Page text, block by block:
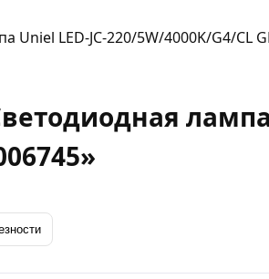
Uniel LED-JC-220/5W/4000K/G4/CL
лампа